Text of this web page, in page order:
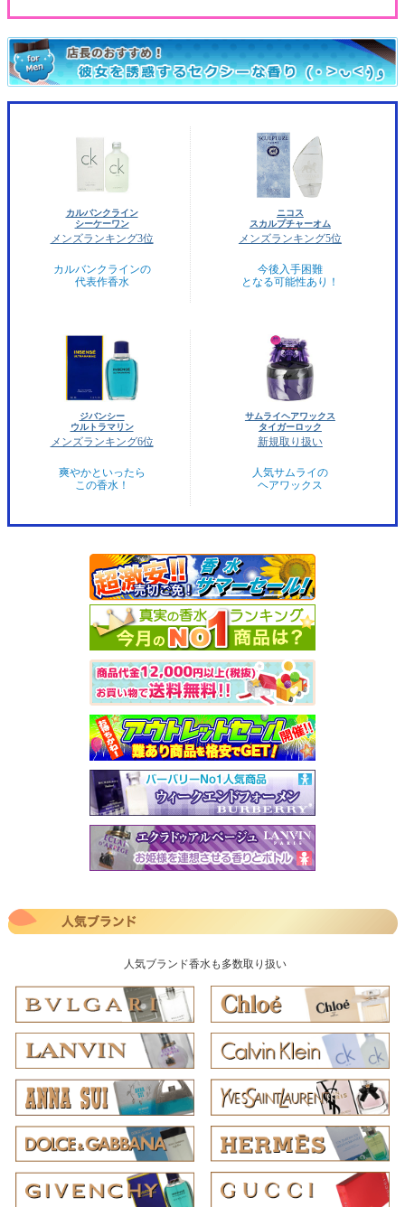
カルバンクライン
シーケーワン
メンズランキング3位
カルバンクラインの
代表作香水
ニコス
スカルプチャーオム
メンズランキング5位
今後入手困難
となる可能性あり！
ジバンシー
ウルトラマリン
メンズランキング6位
爽やかといったら
この香水！
サムライヘアワックス
タイガーロック
新規取り扱い
人気サムライの
ヘアワックス
人気ブランド香水も多数取り扱い